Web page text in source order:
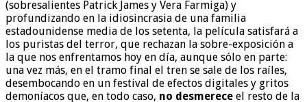
(sobresalientes Patrick James y Vera Farmiga) y
profundizando en la idiosincrasia de una familia
estadounidense media de los setenta, la película satisfará a
los puristas del terror, que rechazan la sobre-exposición a
la que nos enfrentamos hoy en día, aunque sólo en parte:
una vez más, en el tramo final el tren se sale de los raíles,
desembocando en un festival de efectos digitales y gritos
demoníacos que, en todo caso, no desmerece el resto de la